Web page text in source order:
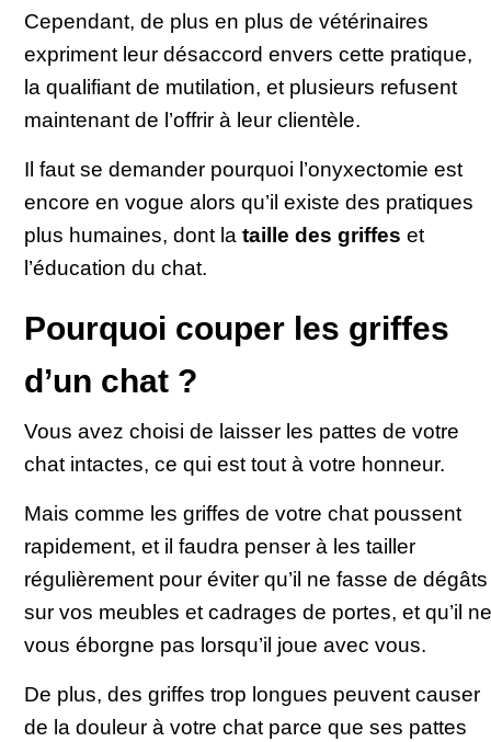
Cependant, de plus en plus de vétérinaires
expriment leur désaccord envers cette pratique,
la qualifiant de mutilation, et plusieurs refusent
maintenant de l’offrir à leur clientèle.
Il faut se demander pourquoi l’onyxectomie est
encore en vogue alors qu’il existe des pratiques
plus humaines, dont la taille des griffes et
l’éducation du chat.
Pourquoi couper les griffes
d’un chat ?
Vous avez choisi de laisser les pattes de votre
chat intactes, ce qui est tout à votre honneur.
Mais comme les griffes de votre chat poussent
rapidement, et il faudra penser à les tailler
régulièrement pour éviter qu’il ne fasse de dégâts
sur vos meubles et cadrages de portes, et qu’il ne
vous éborgne pas lorsqu’il joue avec vous.
De plus, des griffes trop longues peuvent causer
de la douleur à votre chat parce que ses pattes